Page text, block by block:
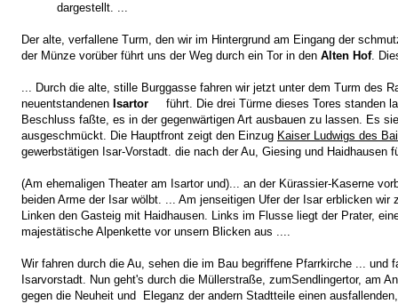
dargestellt. ...
Der alte, verfallene Turm, den wir im Hintergrund am Eingang der
der Münze vorüber führt uns der Weg durch ein Tor in den Alten Hof.
... Durch die alte, stille Burggasse fahren wir jetzt unter dem Turm des
neuentstandenen Isartor führt. Die drei Türme dieses Tores standen
Beschluss faßte, es in der gegenwärtigen Art ausbauen zu lassen. Es
ausgeschmückt. Die Hauptfront zeigt den Einzug Kaiser Ludwigs des
gewerbstätigen Isar-Vorstadt. die nach der Au, Giesing und Haidhausen
(Am ehemaligen Theater am Isartor und)... an der Kürassier-Kaserne
beiden Arme der Isar wölbt. ... Am jenseitigen Ufer der Isar erblicken
Linken den Gasteig mit Haidhausen. Links im Flusse liegt der Prater,
majestätische Alpenkette vor unsern Blicken aus ....
Wir fahren durch die Au, sehen die im Bau begriffene Pfarrkirche ... und
Isarvorstadt. Nun geht's durch die Müllerstraße, zumSendlingertor, am
gegen die Neuheit und Eleganz der andern Stadtteile einen